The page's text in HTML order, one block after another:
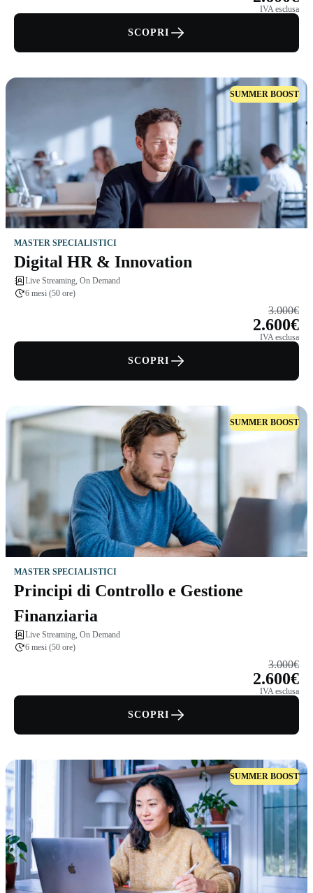
IVA esclusa
SCOPRI
SUMMER BOOST
MASTER SPECIALISTICI
Digital HR & Innovation
Live Streaming, On Demand
6 mesi (50 ore)
3.000€
2.600€
IVA esclusa
SCOPRI
SUMMER BOOST
MASTER SPECIALISTICI
Principi di Controllo e Gestione
Finanziaria
Live Streaming, On Demand
6 mesi (50 ore)
3.000€
2.600€
IVA esclusa
SCOPRI
SUMMER BOOST